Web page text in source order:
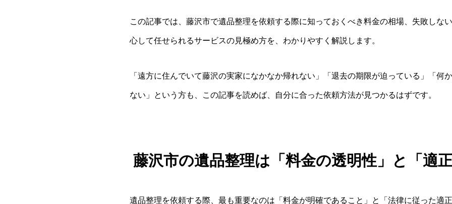
この記事では、藤沢市で遺品整理を依頼する際に知っておくべき料金の相場、失敗しな
心して任せられるサービスの見極め方を、わかりやすく解説します。
「遠方に住んでいて藤沢の実家になかなか帰れない」「退去の期限が迫っている」「何
ない」という方も、この記事を読めば、自分に合った依頼方法が見つかるはずです。
藤沢市の遺品整理は「料金の透明性」と「適
遺品整理を依頼する際、最も重要なのは「料金が明確であること」と「法律に従った適